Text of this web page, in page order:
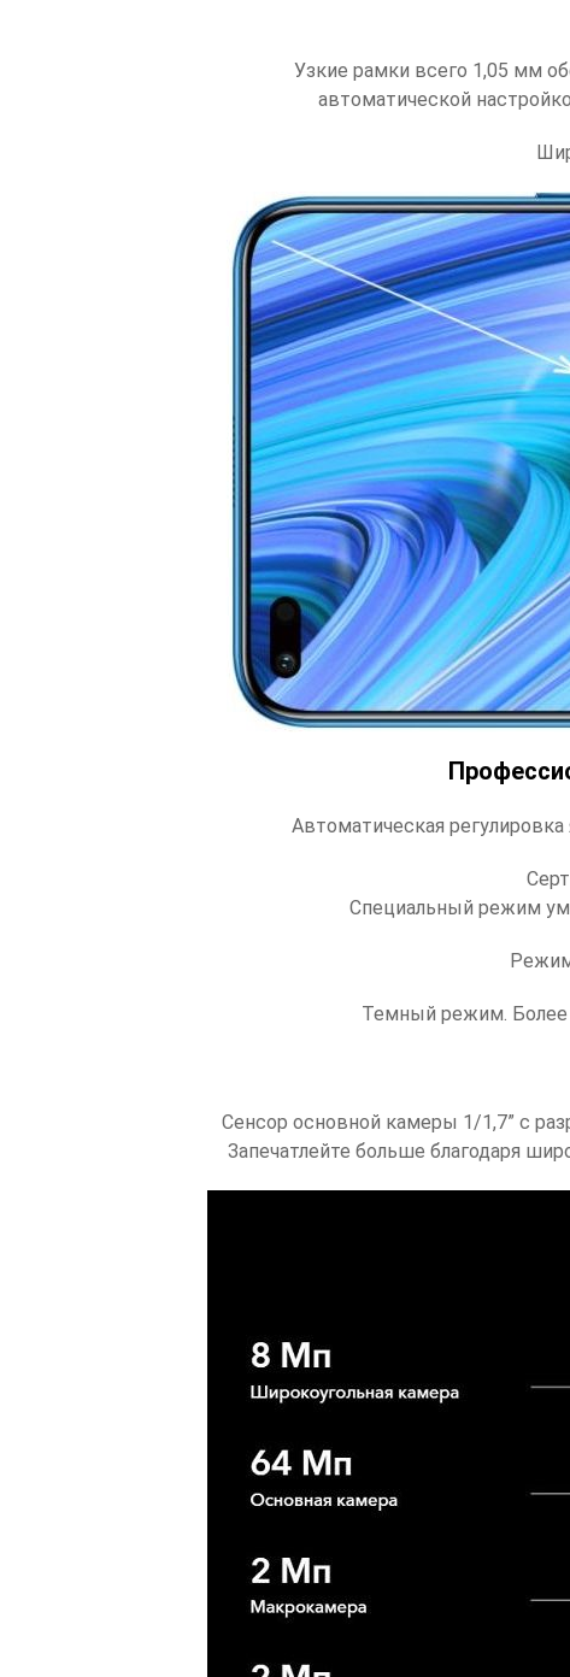
Узкие рамки всего 1,05 мм
автоматической
Автоматическая
Специальный режим
Режим
Темный режим. Более
Сенсор основной камеры 1/1,7” с
Запечатлейте больше благодаря